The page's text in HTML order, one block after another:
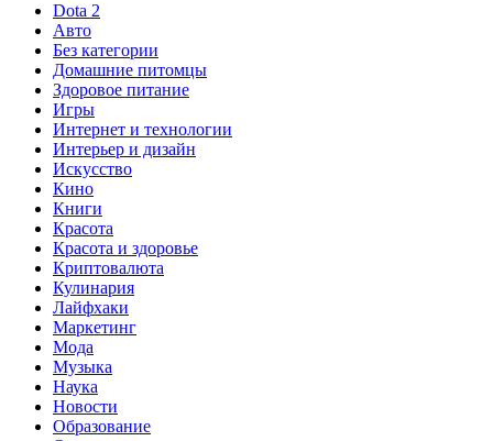
Dota 2
Авто
Без категории
Домашние питомцы
Здоровое питание
Игры
Интернет и технологии
Интерьер и дизайн
Искусство
Кино
Книги
Красота
Красота и здоровье
Криптовалюта
Кулинария
Лайфхаки
Маркетинг
Мода
Музыка
Наука
Новости
Образование